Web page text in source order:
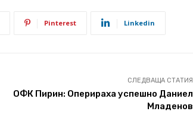
Pinterest Linkedin
СЛЕДВАЩА СТАТИЯ
ОФК Пирин: Оперираха успешно Даниел
Младенов